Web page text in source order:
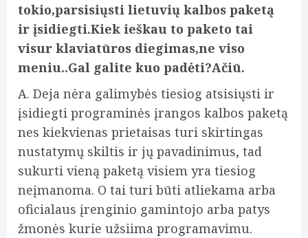
tokio,parsisiųsti lietuvių kalbos paketą
ir įsidiegti.Kiek ieškau to paketo tai
visur klaviatūros diegimas,ne viso
meniu..Gal galite kuo padėti?Ačiū.
A. Deja nėra galimybės tiesiog atsisiųsti ir
įsidiegti programinės įrangos kalbos paketą
nes kiekvienas prietaisas turi skirtingas
nustatymų skiltis ir jų pavadinimus, tad
sukurti vieną paketą visiem yra tiesiog
neįmanoma. O tai turi būti atliekama arba
oficialaus įrenginio gamintojo arba patys
žmonės kurie užsiima programavimu.